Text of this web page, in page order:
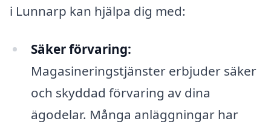
i Lunnarp kan hjälpa dig med:
Säker förvaring:
Magasineringstjänster erbjuder säker
och skyddad förvaring av dina
ägodelar. Många anläggningar har